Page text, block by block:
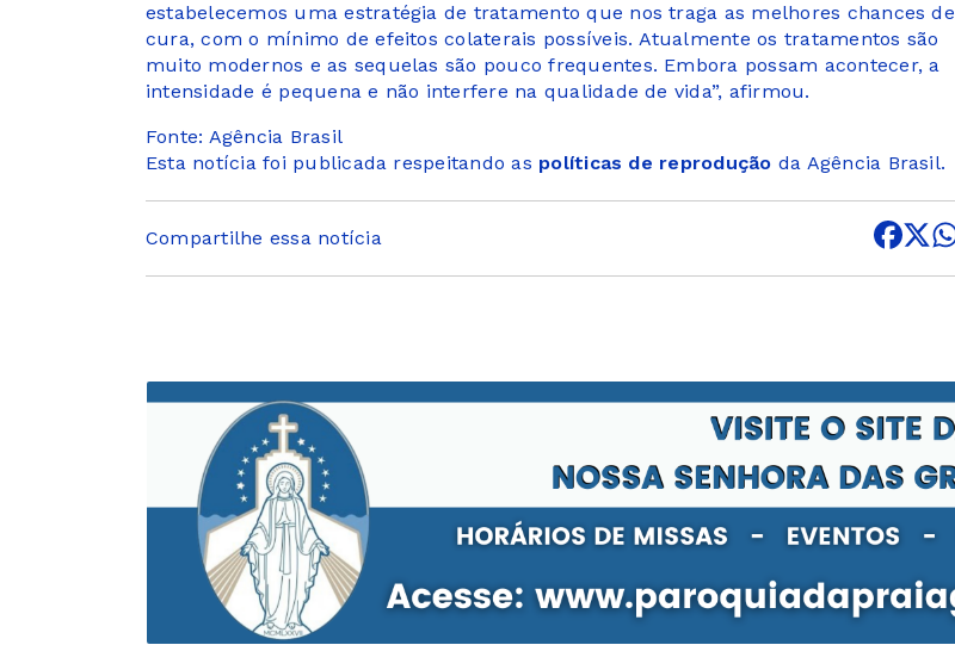
estabelecemos uma estratégia de tratamento que nos traga as melhores chances de
cura, com o mínimo de efeitos colaterais possíveis. Atualmente os tratamentos são
muito modernos e as sequelas são pouco frequentes. Embora possam acontecer, a
intensidade é pequena e não interfere na qualidade de vida”, afirmou.
Fonte: Agência Brasil
Esta notícia foi publicada respeitando as políticas de reprodução da Agência Brasil.
Compartilhe essa notícia